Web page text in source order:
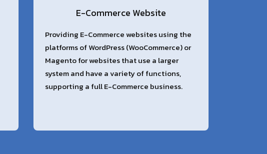
E-Commerce Website
Providing E-Commerce websites using the
platforms of WordPress (WooCommerce) or
Magento for websites that use a larger
system and have a variety of functions,
supporting a full E-Commerce business.